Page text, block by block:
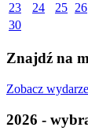
23
24 25 26
30
Znajdź na
Zobacz
2026 -